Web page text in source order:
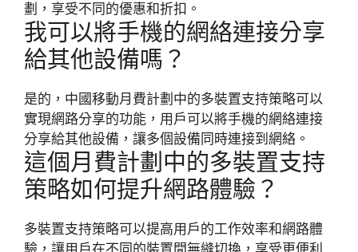
劃，享受不同的優惠和折扣。
我可以將手機的網絡連接分享
給其他設備嗎？
是的，中國移動月費計劃中的多裝置支持策略可以
實現網路分享的功能，用戶可以將手機的網絡連接
分享給其他設備，讓多個設備同時連接到網絡。
這個月費計劃中的多裝置支持
策略如何提升網路體驗？
多裝置支持策略可以提高用戶的工作效率和網路體